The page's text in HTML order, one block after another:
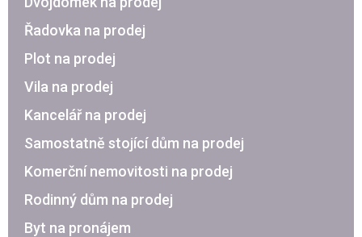
Řadovka na prodej
Plot na prodej
Vila na prodej
Kancelář na prodej
Samostatně stojící dům na prodej
Komerční nemovitosti na prodej
Rodinný dům na prodej
Byt na pronájem